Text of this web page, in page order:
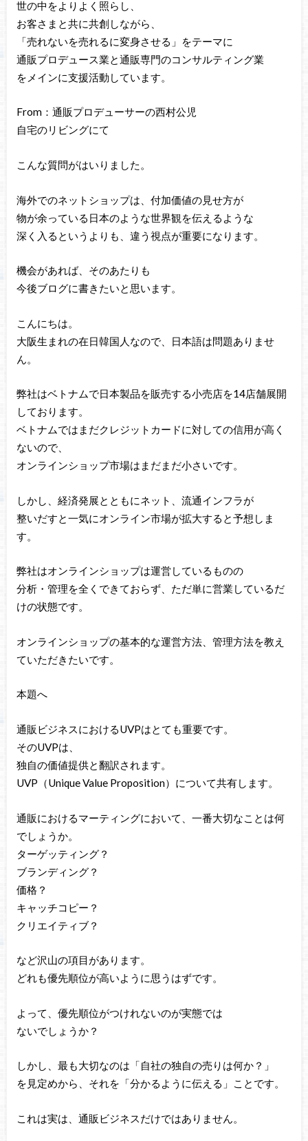
世の中をよりよく照らし、
お客さまと共に共創しながら、
「売れないを売れるに変身させる」をテーマに
通販プロデュース業と通販専門のコンサルティング業
をメインに支援活動しています。
From：通販プロデューサーの西村公児
自宅のリビングにて
こんな質問がはいりました。
海外でのネットショップは、付加価値の見せ方が
物が余っている日本のような世界観を伝えるような
深く入るというよりも、違う視点が重要になります。
機会があれば、そのあたりも
今後ブログに書きたいと思います。
こんにちは。
大阪生まれの在日韓国人なので、日本語は問題ありませ
ん。
弊社はベトナムで日本製品を販売する小売店を14店舗展開
しております。
ベトナムではまだクレジットカードに対しての信用が高く
ないので、
オンラインショップ市場はまだまだ小さいです。
しかし、経済発展とともにネット、流通インフラが
整いだすと一気にオンライン市場が拡大すると予想しま
す。
弊社はオンラインショップは運営しているものの
分析・管理を全くできておらず、ただ単に営業しているだ
けの状態です。
オンラインショップの基本的な運営方法、管理方法を教え
ていただきたいです。
本題へ
通販ビジネスにおけるUVPはとても重要です。
そのUVPは、
独自の価値提供と翻訳されます。
UVP（Unique Value Proposition）について共有します。
通販におけるマーティングにおいて、一番大切なことは何
でしょうか。
ターゲッティング？
ブランディング？
価格？
キャッチコピー？
クリエイティブ？
など沢山の項目があります。
どれも優先順位が高いように思うはずです。
よって、優先順位がつけれないのが実態では
ないでしょうか？
しかし、最も大切なのは「自社の独自の売りは何か？」
を見定めから、それを「分かるように伝える」ことです。
これは実は、通販ビジネスだけではありません。